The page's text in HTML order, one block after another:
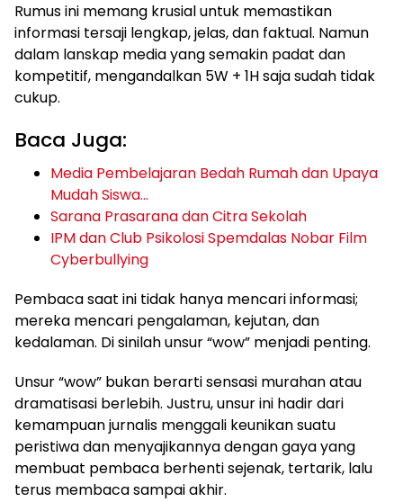
Rumus ini memang krusial untuk memastikan
informasi tersaji lengkap, jelas, dan faktual. Namun
dalam lanskap media yang semakin padat dan
kompetitif, mengandalkan 5W + 1H saja sudah tidak
cukup.
Baca Juga:
Media Pembelajaran Bedah Rumah dan Upaya
Mudah Siswa…
Sarana Prasarana dan Citra Sekolah
IPM dan Club Psikolosi Spemdalas Nobar Film
Cyberbullying
Pembaca saat ini tidak hanya mencari informasi;
mereka mencari pengalaman, kejutan, dan
kedalaman. Di sinilah unsur “wow” menjadi penting.
Unsur “wow” bukan berarti sensasi murahan atau
dramatisasi berlebih. Justru, unsur ini hadir dari
kemampuan jurnalis menggali keunikan suatu
peristiwa dan menyajikannya dengan gaya yang
membuat pembaca berhenti sejenak, tertarik, lalu
terus membaca sampai akhir.